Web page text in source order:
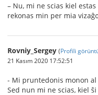
– Nu, mi ne scias kiel
rekonas min per mia
Rovniy_Sergey (Profili
21 Kasım 2020 17:52:51
- Mi pruntedonis monon
Sed nun mi ne scias, kiel